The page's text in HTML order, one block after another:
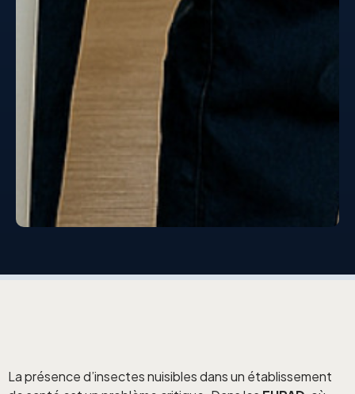
La présence d’insectes nuisibles dans un établissement